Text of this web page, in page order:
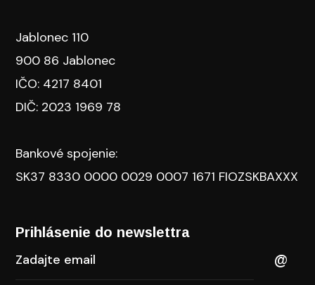
Jablonec 110
900 86 Jablonec
IČO: 4217 8401
DIČ: 2023 1969 78
Bankové spojenie:
SK37 8330 0000 0029 0007 1671 FIOZSKBAXXX
Prihlásenie do newslettra​